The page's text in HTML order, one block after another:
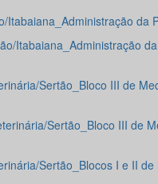
Itabaiana_Administração da
Itabaiana_Administração
Sertão_Bloco III de
Sertão_Bloco III de
Sertão_Blocos I e II